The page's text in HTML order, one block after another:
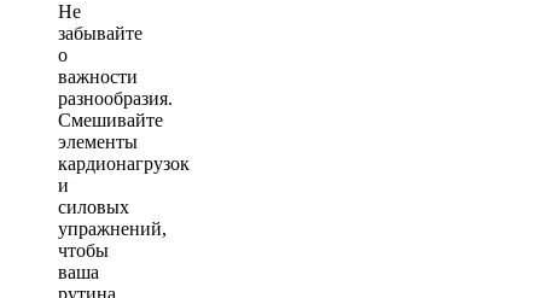
Не
забывайте
о
важности
разнообразия.
Смешивайте
элементы
кардионагрузок
и
силовых
упражнений,
чтобы
ваша